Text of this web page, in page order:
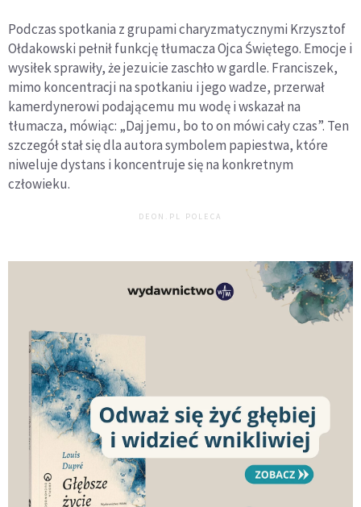
Podczas spotkania z grupami charyzmatycznymi Krzysztof
Ołdakowski pełnił funkcję tłumacza Ojca Świętego. Emocje i
wysiłek sprawiły, że jezuicie zaschło w gardle. Franciszek,
mimo koncentracji na spotkaniu i jego wadze, przerwał
kamerdynerowi podającemu mu wodę i wskazał na
tłumacza, mówiąc: „Daj jemu, bo to on mówi cały czas”. Ten
szczegół stał się dla autora symbolem papiestwa, które
niweluje dystans i koncentruje się na konkretnym
człowieku.
DEON.PL POLECA